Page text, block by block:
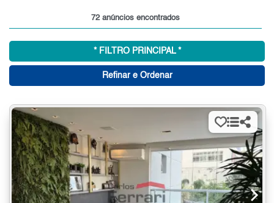
72 anúncios encontrados
* FILTRO PRINCIPAL *
Refinar e Ordenar